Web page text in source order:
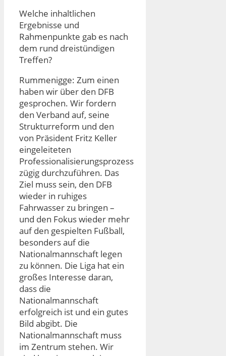
Welche inhaltlichen
Ergebnisse und
Rahmenpunkte gab es nach
dem rund dreistündigen
Treffen?
Rummenigge: Zum einen
haben wir über den DFB
gesprochen. Wir fordern
den Verband auf, seine
Strukturreform und den
von Präsident Fritz Keller
eingeleiteten
Professionalisierungsprozess
zügig durchzuführen. Das
Ziel muss sein, den DFB
wieder in ruhiges
Fahrwasser zu bringen –
und den Fokus wieder mehr
auf den gespielten Fußball,
besonders auf die
Nationalmannschaft legen
zu können. Die Liga hat ein
großes Interesse daran,
dass die
Nationalmannschaft
erfolgreich ist und ein gutes
Bild abgibt. Die
Nationalmannschaft muss
im Zentrum stehen. Wir